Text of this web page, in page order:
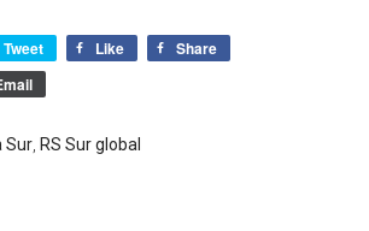
Tweet Like
Share
Sur ,RS Sur global